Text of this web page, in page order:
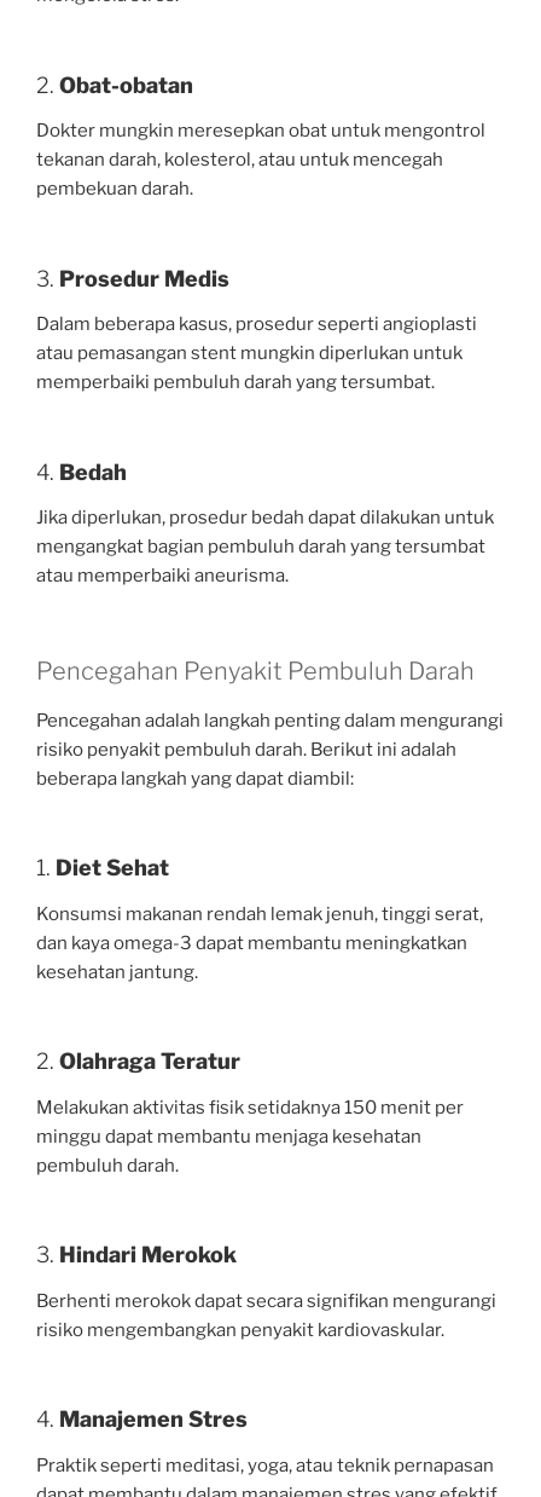
2. Obat-obatan
Dokter mungkin meresepkan obat untuk mengontrol
tekanan darah, kolesterol, atau untuk mencegah
pembekuan darah.
3. Prosedur Medis
Dalam beberapa kasus, prosedur seperti angioplasti
atau pemasangan stent mungkin diperlukan untuk
memperbaiki pembuluh darah yang tersumbat.
4. Bedah
Jika diperlukan, prosedur bedah dapat dilakukan untuk
mengangkat bagian pembuluh darah yang tersumbat
atau memperbaiki aneurisma.
Pencegahan Penyakit Pembuluh Darah
Pencegahan adalah langkah penting dalam mengurangi
risiko penyakit pembuluh darah. Berikut ini adalah
beberapa langkah yang dapat diambil:
1. Diet Sehat
Konsumsi makanan rendah lemak jenuh, tinggi serat,
dan kaya omega-3 dapat membantu meningkatkan
kesehatan jantung.
2. Olahraga Teratur
Melakukan aktivitas fisik setidaknya 150 menit per
minggu dapat membantu menjaga kesehatan
pembuluh darah.
3. Hindari Merokok
Berhenti merokok dapat secara signifikan mengurangi
risiko mengembangkan penyakit kardiovaskular.
4. Manajemen Stres
Praktik seperti meditasi, yoga, atau teknik pernapasan